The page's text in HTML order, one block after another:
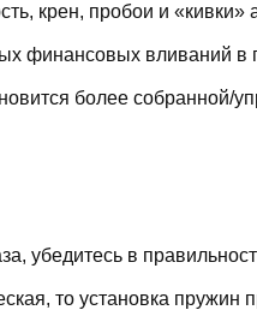
крен, пробои и «кивки»
финансовых вливаний в
более собранной/
убедитесь в
то установка пружин